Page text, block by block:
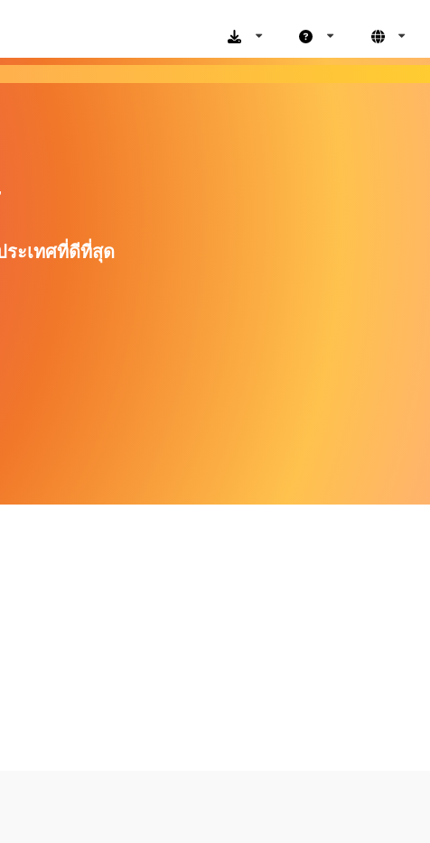
ระเทศที่ดีที่สุด